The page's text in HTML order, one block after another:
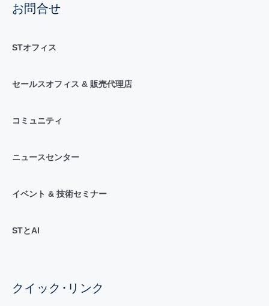
お問合せ
STオフィス
セールスオフィス & 販売代理店
コミュニティ
ニュースセンター
イベント & 技術セミナー
STとAI
クイック･リンク